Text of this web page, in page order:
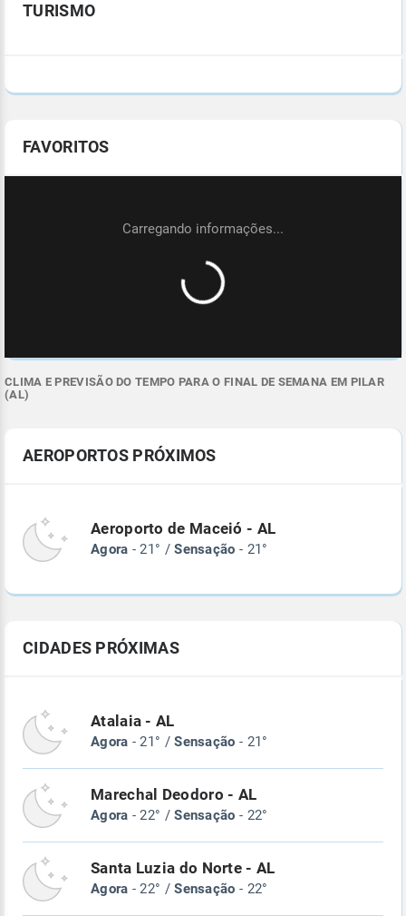
TURISMO
FAVORITOS
CLIMA E PREVISÃO DO TEMPO PARA O FINAL DE SEMANA EM PILAR
(AL)
AEROPORTOS PRÓXIMOS
Aeroporto de Maceió - AL
Agora - 21° /Sensação - 21°
CIDADES PRÓXIMAS
Atalaia - AL
Agora - 21° /Sensação - 21°
Marechal Deodoro - AL
Agora - 22° /Sensação - 22°
Santa Luzia do Norte - AL
Agora - 22° /Sensação - 22°